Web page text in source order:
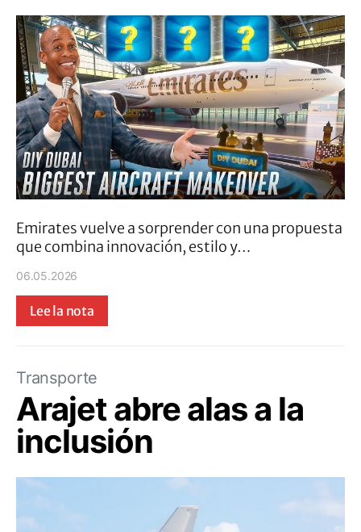
Emirates vuelve a sorprender con una propuesta
que combina innovación, estilo y…
06.05.2026
Lee la nota
Transporte
Arajet abre alas a la
inclusión